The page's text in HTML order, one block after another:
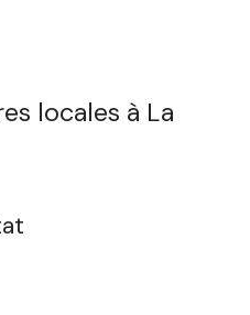
locales à La